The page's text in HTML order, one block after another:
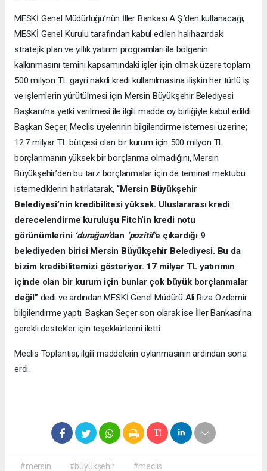
MESKİ Genel Müdürlüğü’nün İller Bankası A.Ş.’den kullanacağı,
MESKİ Genel Kurulu tarafından kabul edilen halihazırdaki
stratejik plan ve yıllık yatırım programları ile bölgenin
kalkınmasını temini kapsamındaki işler için olmak üzere toplam
500 milyon TL gayri nakdi kredi kullanılmasına ilişkin her türlü iş
ve işlemlerin yürütülmesi için Mersin Büyükşehir Belediyesi
Başkanı’na yetki verilmesi ile ilgili madde oy birliğiyle kabul edildi.
Başkan Seçer, Meclis üyelerinin bilgilendirme istemesi üzerine;
12.7 milyar TL bütçesi olan bir kurum için 500 milyon TL
borçlanmanın yüksek bir borçlanma olmadığını, Mersin
Büyükşehir’den bu tarz borçlanmalar için de teminat mektubu
istemediklerini hatırlatarak, “Mersin Büyükşehir
Belediyesi’nin kredibilitesi yüksek. Uluslararası kredi
derecelendirme kuruluşu Fitch’in kredi notu
görünümlerini ‘durağan’dan ‘pozitif’e çıkardığı 9
belediyeden birisi Mersin Büyükşehir Belediyesi. Bu da
bizim kredibilitemizi gösteriyor. 17 milyar TL yatırımın
içinde olan bir kurum için bunlar çok büyük borçlanmalar
değil” dedi ve ardından MESKİ Genel Müdürü Ali Rıza Özdemir
bilgilendirme yaptı. Başkan Seçer son olarak ise İller Bankası’na
gerekli destekler için teşekkürlerini iletti.
Meclis Toplantısı, ilgili maddelerin oylanmasının ardından sona
erdi.
#mersin #büyükşehir #meclis